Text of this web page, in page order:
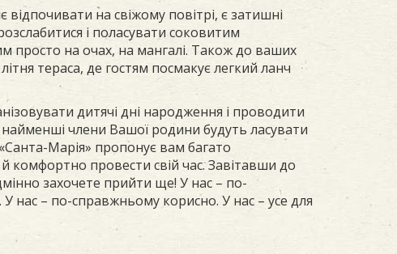
відпочивати на свіжому повітрі, є затишні
і поласувати соковитим
просто на очах, на мангалі. Також до ваших
тераса, де гостям посмакує легкий ланч
дитячі дні народження і проводити
члени Вашої родини будуть ласувати
Марія» пропонує вам багато
комфортно провести свій час. Завітавши до
захочете прийти ще! У нас – по-
нас – по-справжньому корисно. У нас – усе для